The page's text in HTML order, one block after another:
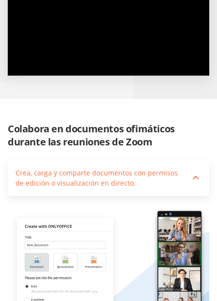
Colabora en documentos ofimáticos
durante las reuniones de Zoom
Crea, carga y comparte documentos con permisos
de edición o visualización en directo.